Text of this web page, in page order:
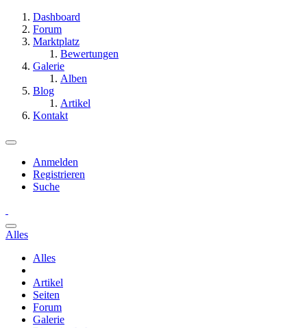
Dashboard
Forum
Marktplatz
Bewertungen
Galerie
Alben
Blog
Artikel
Kontakt
Anmelden
Registrieren
Suche
Alles
Alles
Artikel
Seiten
Forum
Galerie